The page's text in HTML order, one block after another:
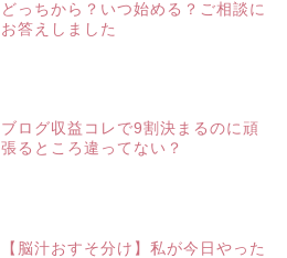
どっちから？いつ始める？ご相談に
お答えしました
ブログ収益コレで9割決まるのに頑
張るところ違ってない？
【脳汁おすそ分け】私が今日やった